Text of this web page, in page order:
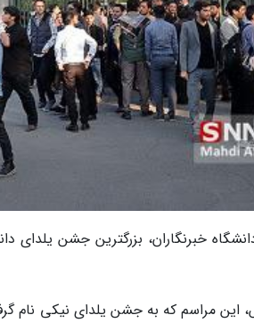
خبرنگاران، بزرگترین جشن
این مراسم که به جشن یلدای نیکی نام